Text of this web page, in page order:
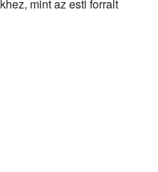
mint az esti forralt